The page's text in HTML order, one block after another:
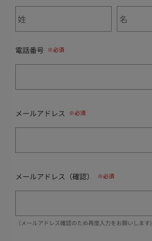
電話番号
メールアドレス
メールアドレス（確認）
（メールアドレス確認のため再度入力をお願いします)